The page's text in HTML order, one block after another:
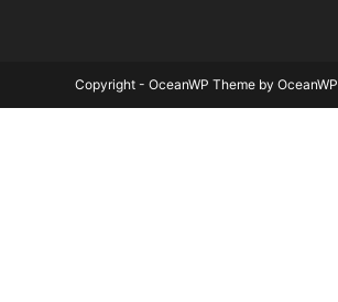
Copyright - OceanWP Theme by OceanWP